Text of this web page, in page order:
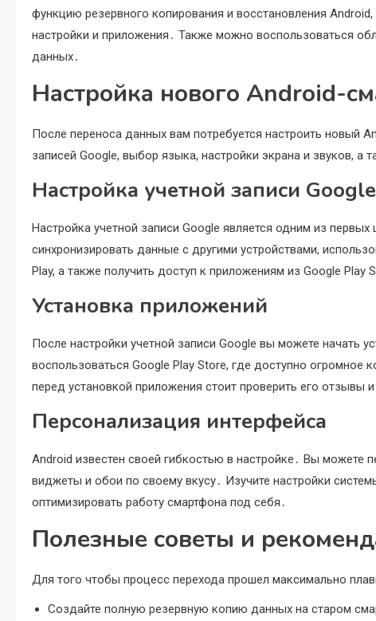
функцию резервного копирования и восстановления
настройки и приложения․ Также можно воспользоваться
данных․
Настройка нового Android-
После переноса данных вам потребуется настроить новый
записей Google, выбор языка, настройки экрана и звуков, а
Настройка учетной записи Google
Настройка учетной записи Google является одним из
синхронизировать данные с другими устройствами,
Play, а также получить доступ к приложениям из Google Play
Установка приложений
После настройки учетной записи Google вы можете начать
воспользоваться Google Play Store, где доступно огромное
перед установкой приложения стоит проверить его отзывы и
Персонализация интерфейса
Android известен своей гибкостью в настройке․ Вы можете
виджеты и обои по своему вкусу․ Изучите настройки
оптимизировать работу смартфона под себя․
Полезные советы и
Для того чтобы процесс перехода прошел максимально
Создайте полную резервную копию данных на старом